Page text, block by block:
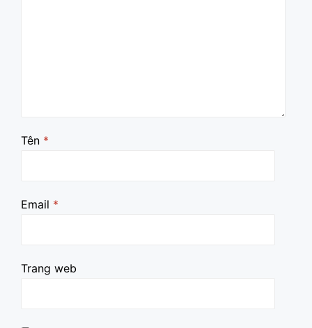
Tên *
Email *
Trang web